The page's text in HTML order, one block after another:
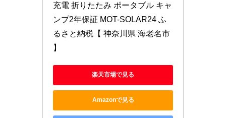
充電 折りたたみ ポータブル キャ
ンプ2年保証 MOT-SOLAR24 ふ
るさと納税【 神奈川県 海老名市
】
楽天市場で見る
Amazonで見る